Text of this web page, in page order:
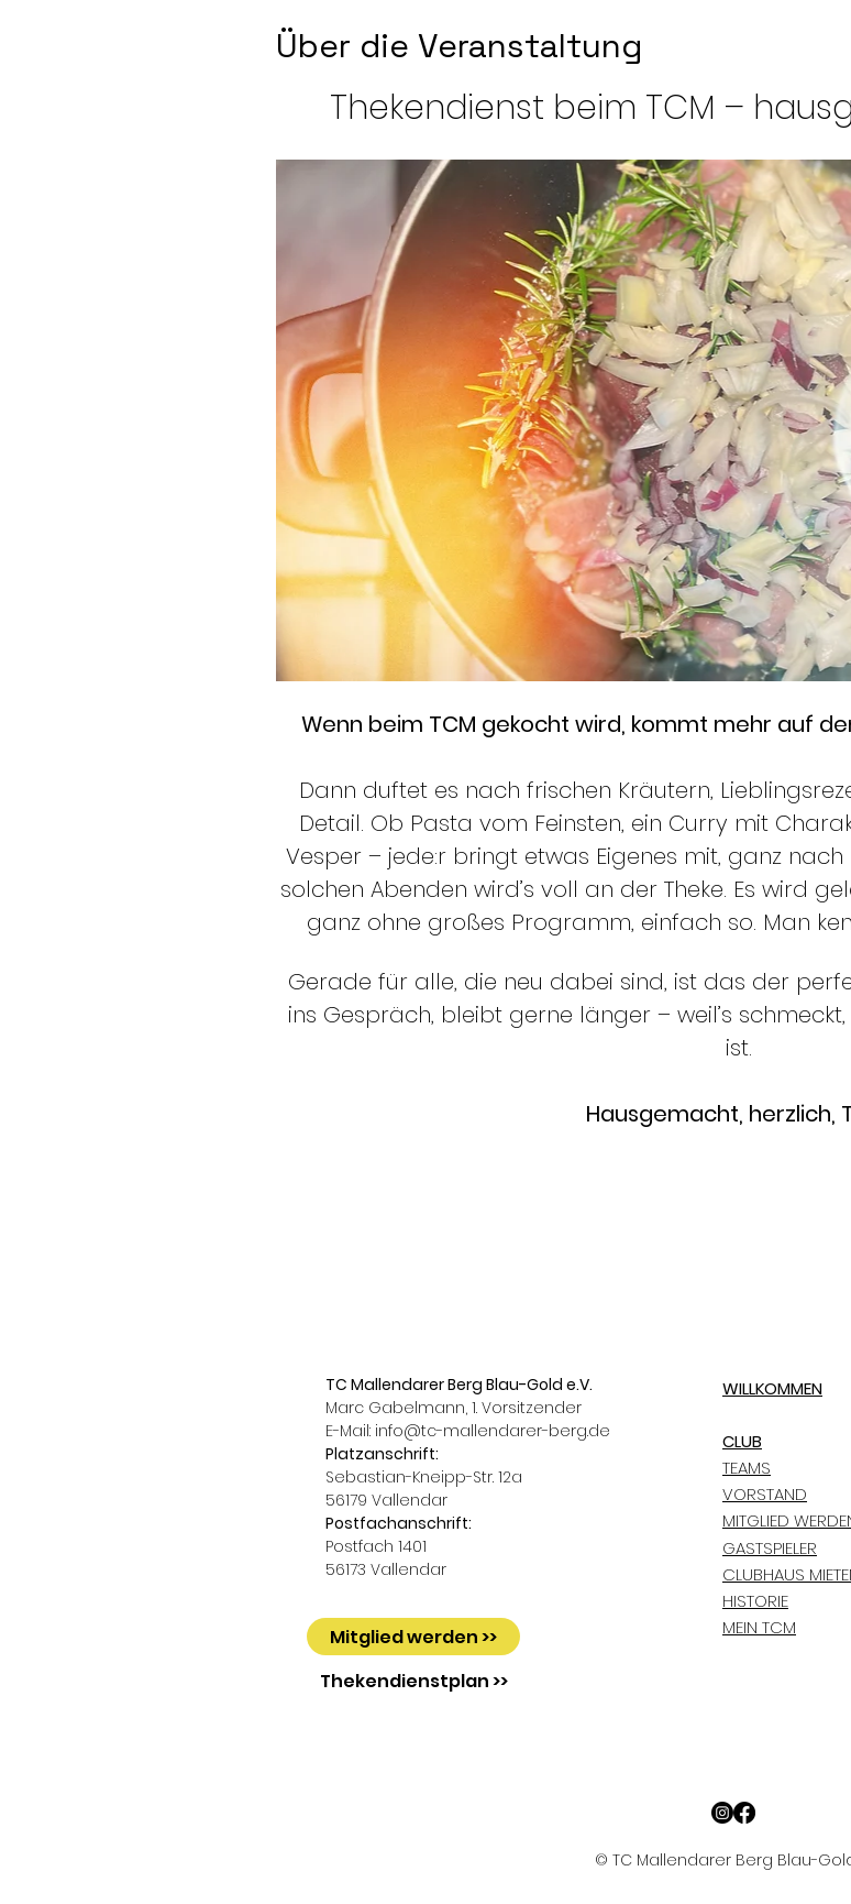
Über die Veranstaltung
Thekendienst beim TCM –
Wenn beim TCM gekocht wird, kommt mehr auf
Dann duftet es nach frischen Kräutern,
Detail. Ob Pasta vom Feinsten, ein Curry mit
Vesper – jede:r bringt etwas Eigenes mit, ganz nach
solchen Abenden wird’s voll an der Theke. Es wird
ganz ohne großes Programm, einfach so. Man
Gerade für alle, die neu dabei sind, ist das der
ins Gespräch, bleibt gerne länger – weil’s
ist.
Hausgemacht, herzlich,
TC Mallendarer Berg Blau-Gold e.V.
Marc Gabelmann, 1. Vorsitzender
E-Mail: info@tc-mallendarer-berg.de
Platzanschrift:
Sebastian-Kneipp-Str. 12a
56179 Vallendar
Postfachanschrift:
Postfach 1401
56173 Vallendar
Mitglied werden >>
WILLKOMMEN
CLUB
TEAMS
MITGLIED
VORSTAND
GASTSPIELER
CLUBHAUS
HISTORIE
MEIN TCM
Thekendienstplan >>
© TC Mallendarer Berg Blau-